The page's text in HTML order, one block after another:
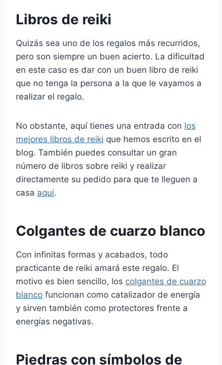
Libros de reiki
Quizás sea uno de los regalos más recurridos,
pero son siempre un buen acierto. La dificultad
en este caso es dar con un buen libro de reiki
que no tenga la persona a la que le vayamos a
realizar el regalo.
No obstante, aquí tienes una entrada con los
mejores libros de reiki que hemos escrito en el
blog. También puedes consultar un gran
número de libros sobre reiki y realizar
directamente su pedido para que te lleguen a
casa aquí.
Colgantes de cuarzo blanco
Con infinitas formas y acabados, todo
practicante de reiki amará este regalo. El
motivo es bien sencillo, los colgantes de cuarzo
blanco funcionan como catalizador de energía
y sirven también como protectores frente a
energías negativas.
Piedras con símbolos de